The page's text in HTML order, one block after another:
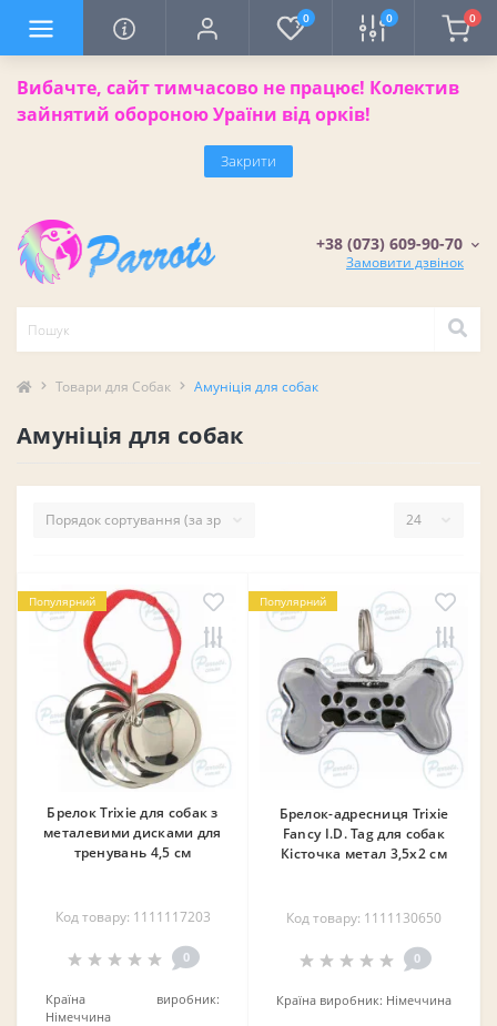
Вибачте, сайт тимчасово не працює! Колектив
зайнятий обороною Ураїни від орків!
Закрити
0 0 0
+38 (073) 609-90-70
Замовити дзвінок
Товари для Cобак Амуніція для собак
Амуніція для собак
Популярний
Брелок Trixie для собак з
металевими дисками для
тренувань 4,5 см
Код товару: 1111117203
0
Країна виробник:
Німеччина
Популярний
Брелок-адресниця Trixie
Fancy I.D. Tag для собак
Кісточка метал 3,5x2 см
Код товару: 1111130650
0
Країна виробник: Німеччина